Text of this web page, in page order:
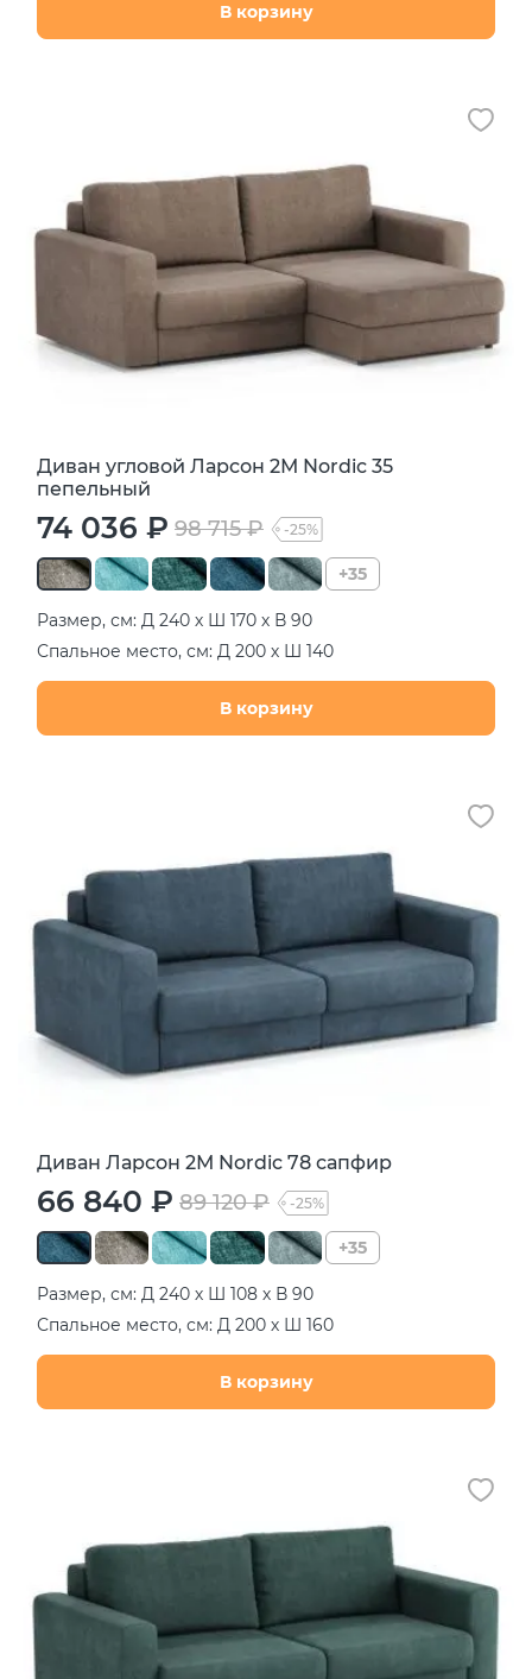
В корзину
Диван угловой Ларсон 2М Nordic 35
пепельный
74 036 ₽ 98 715 ₽ -25%
+35
Размер, см: Д 240 х Ш 170 х В 90
Спальное место, см: Д 200 х Ш 140
В корзину
Диван Ларсон 2М Nordic 78 сапфир
66 840 ₽ 89 120 ₽ -25%
+35
Размер, см: Д 240 х Ш 108 х В 90
Спальное место, см: Д 200 х Ш 160
В корзину